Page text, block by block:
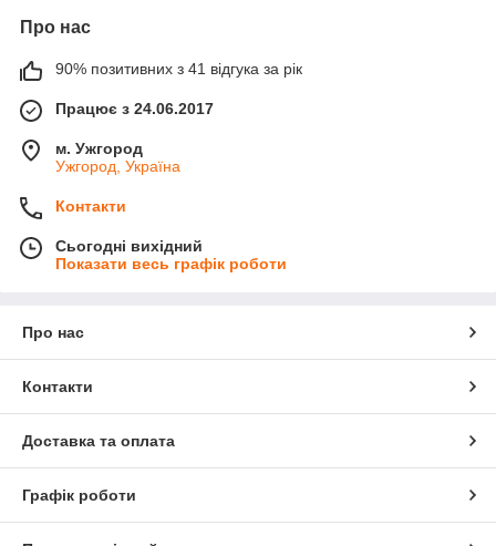
Про нас
90% позитивних з 41 відгука за рік
Працює з 24.06.2017
м. Ужгород
Ужгород, Україна
Контакти
Сьогодні вихідний
Показати весь графік роботи
Про нас
Контакти
Доставка та оплата
Графік роботи